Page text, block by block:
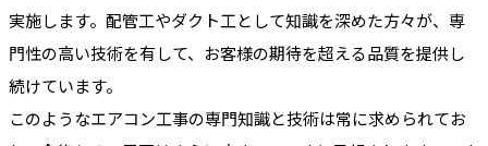
実施します。配管工やダクト工として知識を深めた方々が、専
門性の高い技術を有して、お客様の期待を超える品質を提供し
続けています。
このようなエアコン工事の専門知識と技術は常に求められてお